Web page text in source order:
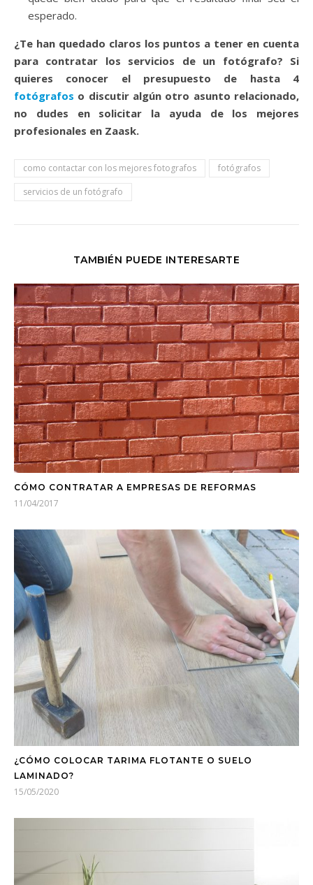
esperado.
¿Te han quedado claros los puntos a tener en cuenta
para contratar los servicios de un fotógrafo? Si
quieres conocer el presupuesto de hasta 4
fotógrafos o discutir algún otro asunto relacionado,
no dudes en solicitar la ayuda de los mejores
profesionales en Zaask.
como contactar con los mejores fotografos
fotógrafos
servicios de un fotógrafo
TAMBIÉN PUEDE INTERESARTE
CÓMO CONTRATAR A EMPRESAS DE REFORMAS
11/04/2017
¿CÓMO COLOCAR TARIMA FLOTANTE O SUELO
LAMINADO?
15/05/2020